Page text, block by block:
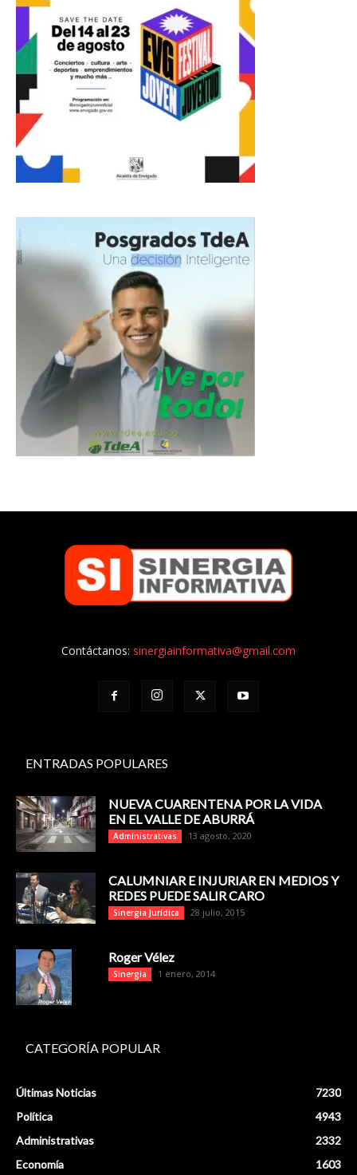
Contáctanos: sinergiainformativa@gmail.com
ENTRADAS POPULARES
NUEVA CUARENTENA POR LA VIDA
EN EL VALLE DE ABURRÁ
Administrativas 13 agosto, 2020
CALUMNIAR E INJURIAR EN MEDIOS Y
REDES PUEDE SALIR CARO
Sinergia Jurídica 28 julio, 2015
Roger Vélez
Sinergia 1 enero, 2014
CATEGORÍA POPULAR
Últimas Noticias
7230
Política
4943
Administrativas
2332
Economía
1603